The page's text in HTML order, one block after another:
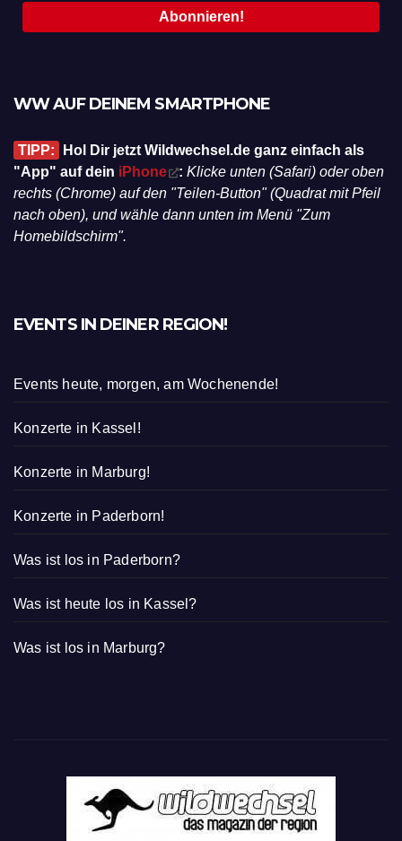
WW AUF DEINEM SMARTPHONE
TIPP:
Hol Dir jetzt Wildwechsel.de ganz einfach als
"App" auf dein iPhone : Klicke unten (Safari) oder oben
rechts (Chrome) auf den "Teilen-Button" (Quadrat mit Pfeil
nach oben), und wähle dann unten im Menü "Zum
Homebildschirm".
EVENTS IN DEINER REGION!
Events heute, morgen, am Wochenende!
Konzerte in Kassel!
Konzerte in Marburg!
Konzerte in Paderborn!
Was ist los in Paderborn?
Was ist heute los in Kassel?
Was ist los in Marburg?